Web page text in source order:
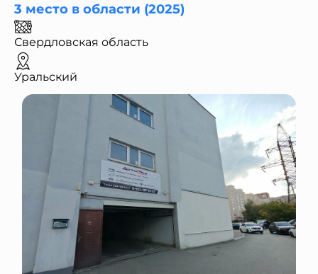
3 место в области (2025)
Свердловская область
Уральский